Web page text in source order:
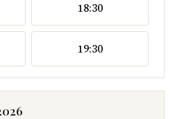
18:30
19:30